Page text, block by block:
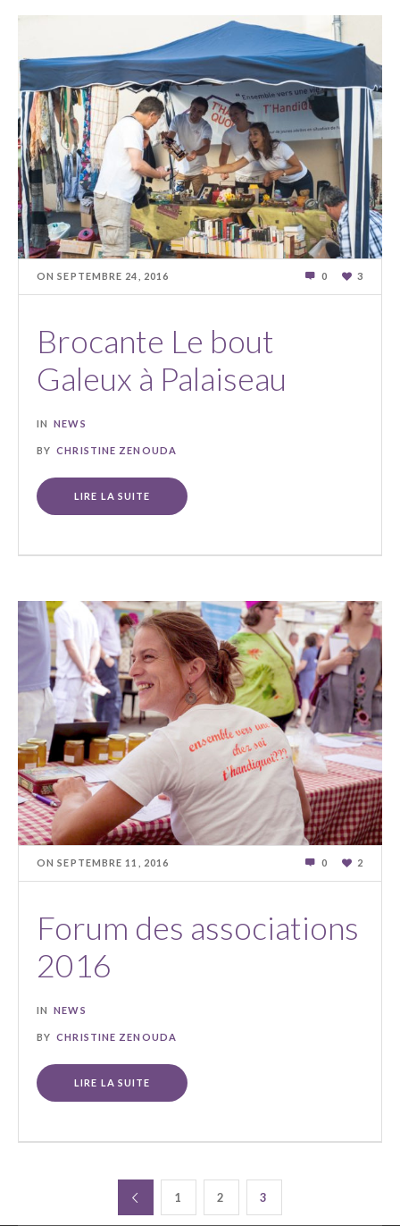
ONSEPTEMBRE 24 2016 0 3
Brocante Le bout
Galeux à Palaiseau
IN NEWS
BY CHRISTINE ZENOUDA
LIRE LA SUITE
ONSEPTEMBRE 11 2016 0 2
Forum des associations
2016
IN NEWS
BY CHRISTINE ZENOUDA
LIRE LA SUITE
1 2 3